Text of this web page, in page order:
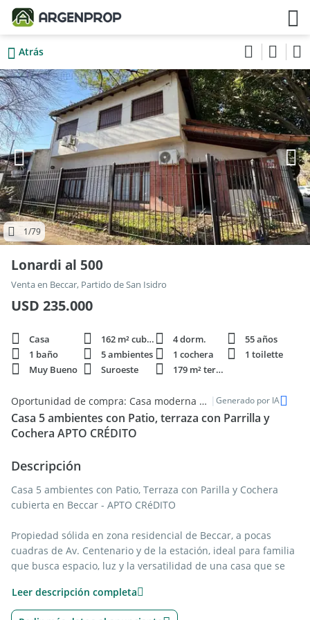
Atrás
1/79
Lonardi al 500
Venta en Beccar, Partido de San Isidro
USD 235.000
Casa 162 m² cubie. 4 dorm.
55 años
1 baño
5 ambientes 1 cochera
1 toilette
Muy Bueno
Suroeste 179 m² terren.
Oportunidad de compra: Casa moderna de 4 dormitorios en Beccar | Generado por IA
Casa 5 ambientes con Patio, terraza con Parrilla y
Cochera APTO CRÉDITO
Descripción
Casa 5 ambientes con Patio, Terraza con Parilla y Cochera
cubierta en Beccar - APTO CRéDITO
Propiedad sólida en zona residencial de Beccar, a pocas
cuadras de Av. Centenario y de la estación, ideal para familia
que busca espacio, luz y la versatilidad de una casa que se
Su condición de esquina con dos ingresos independientes le
Leer descripción completa